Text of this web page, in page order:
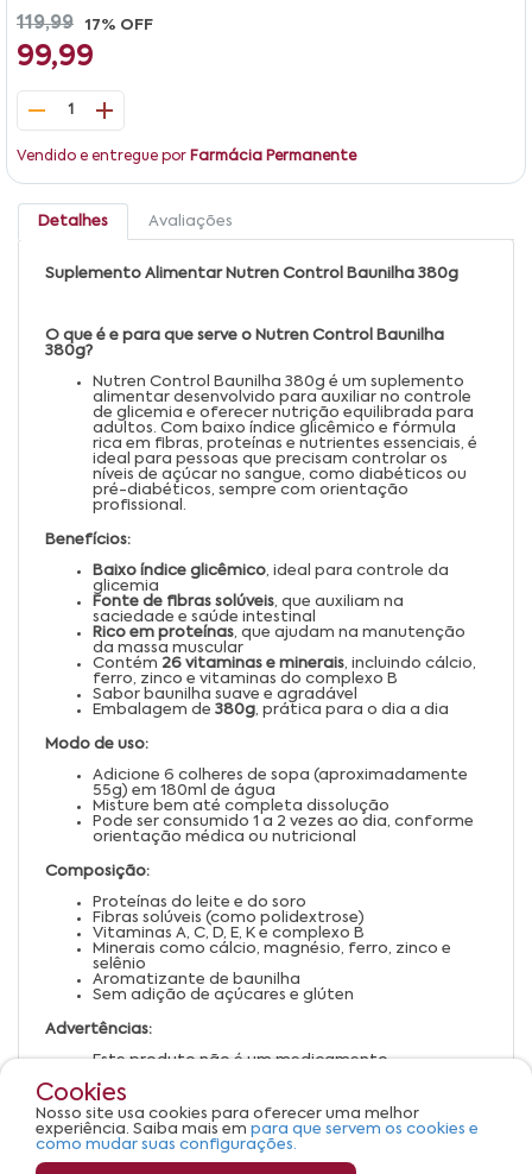
119,99 17% OFF
99,99
1
Vendido e entregue por Farmácia Permanente
Detalhes Avaliações
Suplemento Alimentar Nutren Control Baunilha 380g
O que é e para que serve o Nutren Control Baunilha
380g?
Nutren Control Baunilha 380g é um suplemento
alimentar desenvolvido para auxiliar no controle
de glicemia e oferecer nutrição equilibrada para
adultos. Com baixo índice glicêmico e fórmula
rica em fibras, proteínas e nutrientes essenciais, é
ideal para pessoas que precisam controlar os
níveis de açúcar no sangue, como diabéticos ou
pré-diabéticos, sempre com orientação
profissional.
Benefícios:
Baixo índice glicêmico, ideal para controle da
glicemia
Fonte de fibras solúveis, que auxiliam na
saciedade e saúde intestinal
Rico em proteínas, que ajudam na manutenção
da massa muscular
Contém 26 vitaminas e minerais, incluindo cálcio,
ferro, zinco e vitaminas do complexo B
Sabor baunilha suave e agradável
Embalagem de 380g, prática para o dia a dia
Modo de uso:
Adicione 6 colheres de sopa (aproximadamente
55g) em 180ml de água
Misture bem até completa dissolução
Pode ser consumido 1 a 2 vezes ao dia, conforme
orientação médica ou nutricional
Composição:
Proteínas do leite e do soro
Fibras solúveis (como polidextrose)
Vitaminas A, C, D, E, K e complexo B
Minerais como cálcio, magnésio, ferro, zinco e
selênio
Aromatizante de baunilha
Sem adição de açúcares e glúten
Advertências:
Este produto não é um medicamento
Conservar em local seco, fresco e ao abrigo da luz
Consulte um profissional de saúde antes de iniciar
o uso, especialmente em casos de restrições
alimentares
Cookies
Nosso site usa cookies para oferecer uma melhor
experiência. Saiba mais em para que servem os cookies e
como mudar suas configurações.